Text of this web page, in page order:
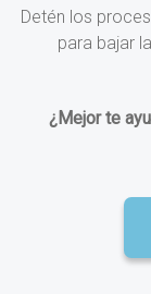
Detén los
para bajar
¿Mejor te